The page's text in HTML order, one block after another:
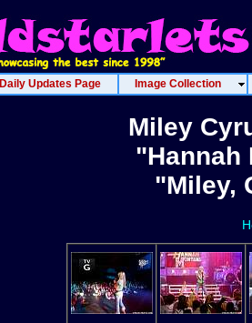
Daily Updates Page Image Collection
Miley
"Hannah
"Miley,